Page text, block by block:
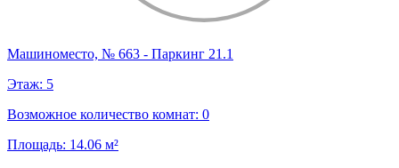
Машиноместо, № 663 - Паркинг 21.1
Этаж: 5
Возможное количество комнат: 0
Площадь: 14.06 м²